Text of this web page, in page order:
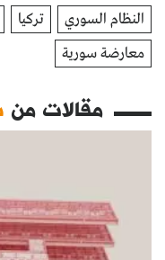
النظام السوري
تركيا
معارضة سورية
مقالات من